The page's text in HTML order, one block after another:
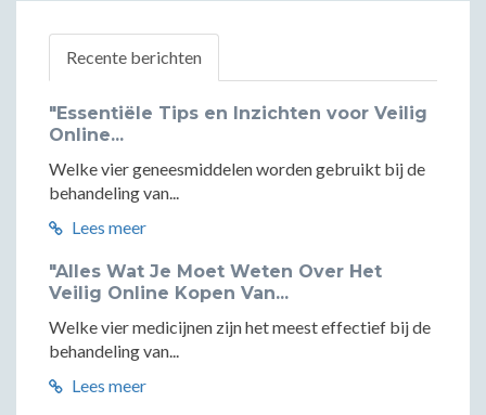
Recente berichten
"Essentiële Tips en Inzichten voor Veilig
Online...
Welke vier geneesmiddelen worden gebruikt bij de
behandeling van...
Lees meer
"Alles Wat Je Moet Weten Over Het
Veilig Online Kopen Van...
Welke vier medicijnen zijn het meest effectief bij de
behandeling van...
Lees meer